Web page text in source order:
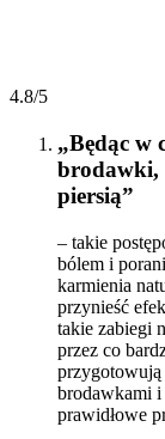
4.8/5
„Będąc w
brodawki,
piersią”
– takie
bólem i
karmienia
przynieść
takie zabiegi
przez co
przygotowują
brodawkami i
prawidłowe